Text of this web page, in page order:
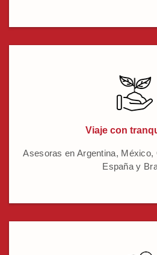
Viaje con
Asesoras en Argentina, México,
España y